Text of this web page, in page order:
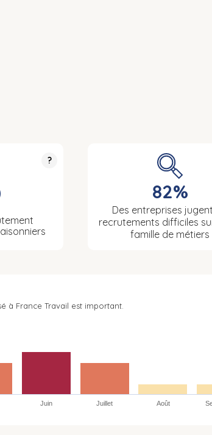
?
82%
Des entreprises
recrutements difficiles
famille de métiers
à France Travail est important.
Juin Juillet Août